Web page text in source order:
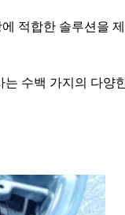
적합한 솔루션을
수백 가지의 다